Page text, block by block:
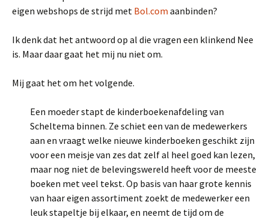
eigen webshops de strijd met Bol.com aanbinden?
Ik denk dat het antwoord op al die vragen een klinkend Nee
is. Maar daar gaat het mij nu niet om.
Mij gaat het om het volgende.
Een moeder stapt de kinderboekenafdeling van
Scheltema binnen. Ze schiet een van de medewerkers
aan en vraagt welke nieuwe kinderboeken geschikt zijn
voor een meisje van zes dat zelf al heel goed kan lezen,
maar nog niet de belevingswereld heeft voor de meeste
boeken met veel tekst. Op basis van haar grote kennis
van haar eigen assortiment zoekt de medewerker een
leuk stapeltje bij elkaar, en neemt de tijd om de